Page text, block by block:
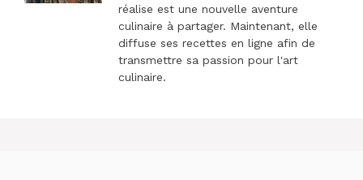
réalise est une nouvelle aventure
culinaire à partager. Maintenant, elle
diffuse ses recettes en ligne afin de
transmettre sa passion pour l'art
culinaire.